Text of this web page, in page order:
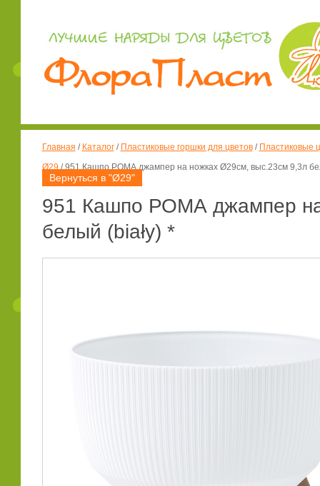
Главная / Каталог/ Пластиковые горшки для цветов/ Пластиковые
Ø29/951 Кашпо РОМА джампер на ножках Ø29см, выс.23см 9,3л
Вернуться в "Ø29"
951 Кашпо РОМА джампер
белый (biały) *